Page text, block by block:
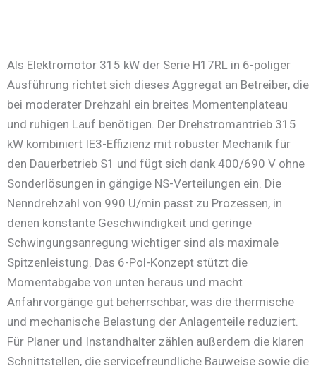
Als Elektromotor 315 kW der Serie H17RL in 6-poliger
Ausführung richtet sich dieses Aggregat an Betreiber, die
bei moderater Drehzahl ein breites Momentenplateau
und ruhigen Lauf benötigen. Der Drehstromantrieb 315
kW kombiniert IE3-Effizienz mit robuster Mechanik für
den Dauerbetrieb S1 und fügt sich dank 400/690 V ohne
Sonderlösungen in gängige NS-Verteilungen ein. Die
Nenndrehzahl von 990 U/min passt zu Prozessen, in
denen konstante Geschwindigkeit und geringe
Schwingungsanregung wichtiger sind als maximale
Spitzenleistung. Das 6-Pol-Konzept stützt die
Momentabgabe von unten heraus und macht
Anfahrvorgänge gut beherrschbar, was die thermische
und mechanische Belastung der Anlagenteile reduziert.
Für Planer und Instandhalter zählen außerdem die klaren
Schnittstellen, die servicefreundliche Bauweise sowie die